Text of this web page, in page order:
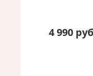
4 990